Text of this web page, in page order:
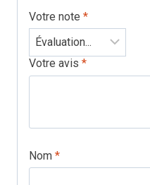
Votre note *
Votre avis *
Nom *